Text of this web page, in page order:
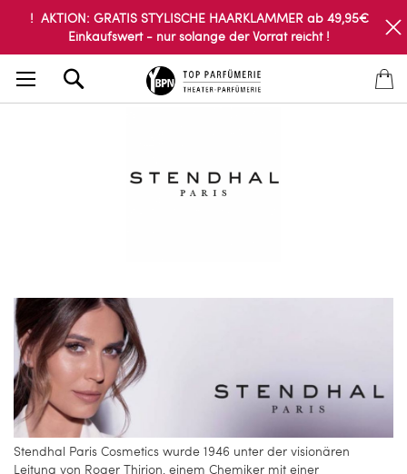
! AKTION: GRATIS STYLISCHE HAARKLAMMER ab 49,95€
Einkaufswert - nur solange der Vorrat reicht !
Stendhal Paris Cosmetics wurde 1946 unter der visionären
Leitung von Roger Thirion, einem Chemiker mit einer